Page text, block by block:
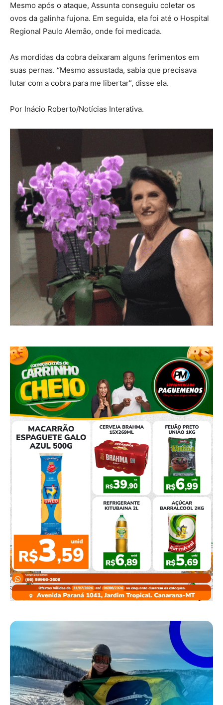
Mesmo após o ataque, Assunta conseguiu coletar os
ovos da galinha fujona. Em seguida, ela foi até o Hospital
Regional Paulo Alemão, onde foi medicada.
As mordidas da cobra deixaram alguns ferimentos em
suas pernas. “Mesmo assustada, sabia que precisava
lutar com a cobra para me libertar”, disse ela.
Por Inácio Roberto/Notícias Interativa.